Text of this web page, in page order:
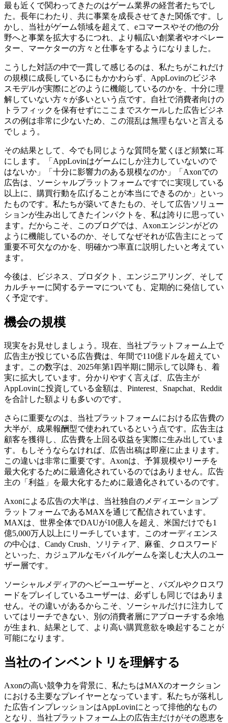
最も近くで関わってきたのはゲーム業界の経営者たちでし
た。長年にわたり、共に事業を成長させてきた関係です。し
かし、当社がゲーム領域を超えて、eコマースやその他の分
野へと事業を拡大するにつれ、より幅広い創業者やオペレー
ター、マーケターの方々と仕事をするようになりました。
こうした対話の中で一貫して感じるのは、私たちがこれだけ
の規模に成長しているにもかかわらず、AppLovinのビジネ
スモデルが実際にどのように機能しているのかを、十分に理
解していない方々が多いという点です。自社で消費者向けの
トラフィックを保有せずにここまでスケールした広告ビジネ
スの例は非常に少ないため、この混乱は無理もないと言える
でしょう。
その結果として、今でも同じような質問を驚くほど頻繁に耳
にします。「AppLovinはゲームにしか注力していないので
はないか」「十分に影響力のある規模なのか」「Axonでの
広告は、ソーシャルプラットフォームですでに実現している
以上に、購買行動を広げることが本当にできるのか」といっ
たものです。私たちが築いてきたもの、そして広告ソリュー
ションが生み出してきたインパクトを、私は誇りに思ってい
ます。だからこそ、このブログでは、Axonエンジンがどの
ように機能しているのか、そしてなぜそれが広告主にとって
重要不可欠なのかを、明確かつ率直に説明したいと考えてい
ます。
今後は、ビジネス、プロダクト、エンジニアリング、そして
カルチャーに関するテーマについても、定期的に発信してい
く予定です。
機会の規模
現実をお見せしましょう。現在、当社プラットフォーム上で
広告主が投じている広告費は、年間で110億ドルを超えてい
ます。この数字は、2025年第1四半期に開示して以降も、着
実に拡大しています。分かりやすく言えば、広告主が
AppLovinに投資している金額は、Pinterest、Snapchat、Reddit
を合計した額よりも多いのです。
さらに重要なのは、当社プラットフォームにおける広告費の
大半が、成果報酬型で使われているという点です。広告主は
顧客を獲得し、広告費を上回る収益を実際に生み出していま
す。もしそうならなければ、広告出稿は即座に止まります。
この違いは非常に重要です。Axonは、予算規模やリーチを
最大化するために最適化されているのではありません。広告
主の「利益」を最大化するために最適化されているのです。
Axonによる広告の大半は、当社独自のメディエーションプ
ラットフォームであるMAXを通じて配信されています。
MAXは、世界全体でDAUが10億人を超え、米国だけでも1
億5,000万人以上にリーチしています。このオーディエンス
の中心は、Candy Crush、ソリティア、麻雀、クロスワード
といった、カジュアルなモバイルゲームを楽しむ大人のユー
ザー層です。
ソーシャルメディアのヘビーユーザーと、パズルやクロスワ
ードをプレイしているユーザーは、必ずしも同じではありま
せん。その違いがあるからこそ、ソーシャルだけに注力して
いてはリーチできない、別の消費者層にアプローチする余地
が生まれ、結果として、より高い購買意欲を喚起することが
可能になります。
当社のインベントリを理解する
Axonの高い競争力を背景に、私たちはMAXのオークション
における主要なプレイヤーとなっています。私たちが落札し
た広告インプレッションはAppLovinにとって排他的なもの
となり、当社プラットフォーム上の広告主だけがその恩恵を